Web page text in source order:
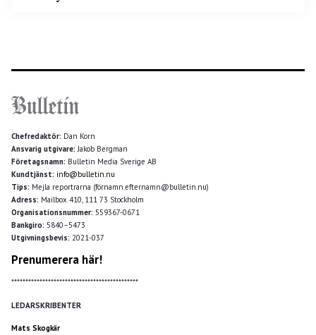
Chefredaktör: Dan Korn
Ansvarig utgivare: Jakob Bergman
Företagsnamn: Bulletin Media Sverige AB
Kundtjänst: info@bulletin.nu
Tips: Mejla reportrarna (förnamn.efternamn@bulletin.nu)
Adress: Mailbox 410, 111 73 Stockholm
Organisationsnummer: 559367-0671
Bankgiro: 5840–5473
Utgivningsbevis: 2021-037
Prenumerera här!
*********************************************
LEDARSKRIBENTER
Mats Skogkär